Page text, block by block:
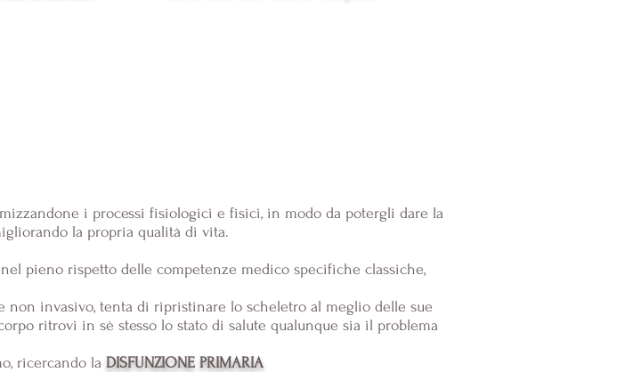
i processi fisiologici e fisici, in modo da potergli dare la
la propria qualità di vita.
pieno rispetto delle competenze medico specifiche classiche,
non invasivo, tenta di ripristinare lo scheletro al meglio delle sue
ritrovi in sè stesso lo stato di salute qualunque sia il problema
ricercando la DISFUNZIONE PRIMARIA